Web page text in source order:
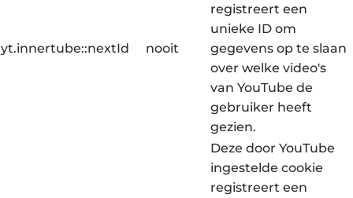
yt.innertube::nextId nooit
registreert een
unieke ID om
gegevens op te slaan
over welke video's
van YouTube de
gebruiker heeft
gezien.
Deze door YouTube
ingestelde cookie
registreert een